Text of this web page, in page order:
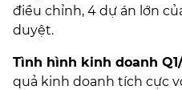
điều chỉnh, 4 dự án lớn
duyệt.
Tình hình kinh doanh
quả kinh doanh tích cực